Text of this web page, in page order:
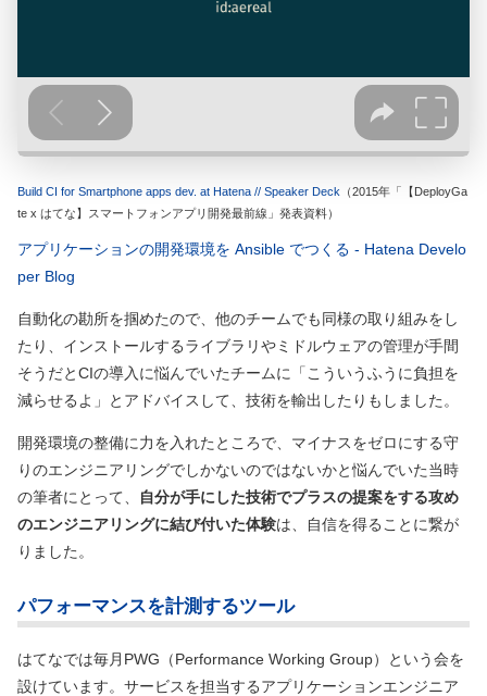
Build CI for Smartphone apps dev. at Hatena // Speaker Deck （2015年「【DeployGa
te x はてな】スマートフォンアプリ開発最前線」発表資料）
アプリケーションの開発環境を Ansible でつくる - Hatena Develo
per Blog
自動化の勘所を掴めたので、他のチームでも同様の取り組みをし
たり、インストールするライブラリやミドルウェアの管理が手間
そうだとCIの導入に悩んでいたチームに「こういうふうに負担を
減らせるよ」とアドバイスして、技術を輸出したりもしました。
開発環境の整備に力を入れたところで、マイナスをゼロにする守
りのエンジニアリングでしかないのではないかと悩んでいた当時
の筆者にとって、
自分が手にした技術でプラスの提案をする攻め
のエンジニアリングに結び付いた体験は、自信を得ることに繋が
りました。
パフォーマンスを計測するツール
はてなでは毎月PWG（Performance Working Group）という会を
設けています。サービスを担当するアプリケーションエンジニア